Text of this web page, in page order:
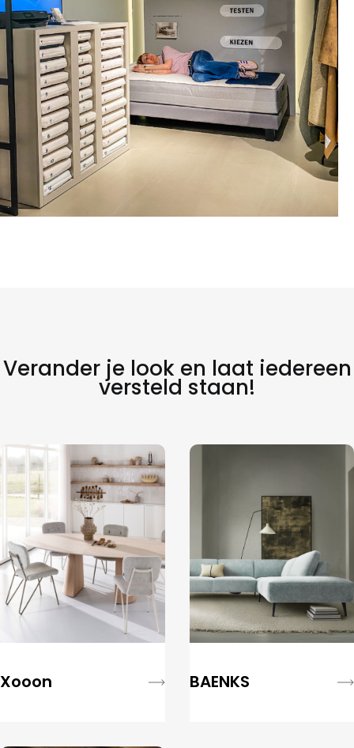
Verander je look en laat iedereen
versteld staan!
Xooon BAENKS